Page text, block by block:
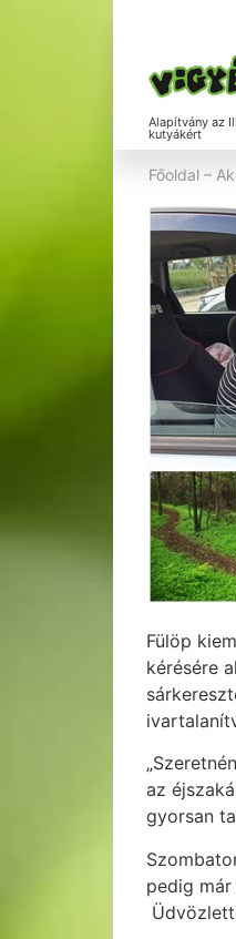
Alapítvány az
kutyákért
Főoldal –
Fülöp
kérésére
az
gyorsan
pedig